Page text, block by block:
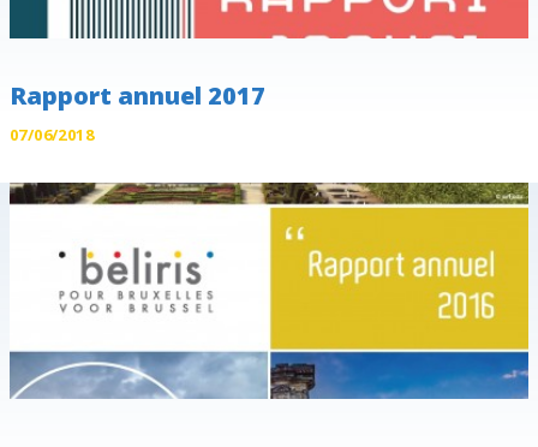
Rapport annuel 2017
07/06/2018